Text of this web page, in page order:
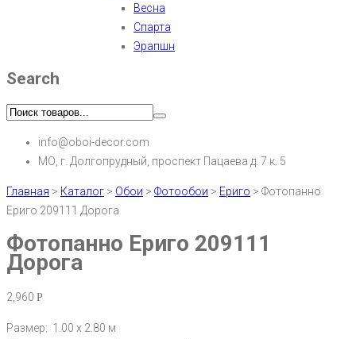
Весна
Спарта
Эрапшн
Search
info@oboi-decor.com
МО, г. Долгопрудный, проспект Пацаева д. 7 к. 5
Главная > Каталог > Обои > Фотообои > Ериго > Фотопанно
Ериго 209111 Дорога
Фотопанно Ериго 209111
Дорога
2,960 Р
Размер: 1.00 х 2.80 м